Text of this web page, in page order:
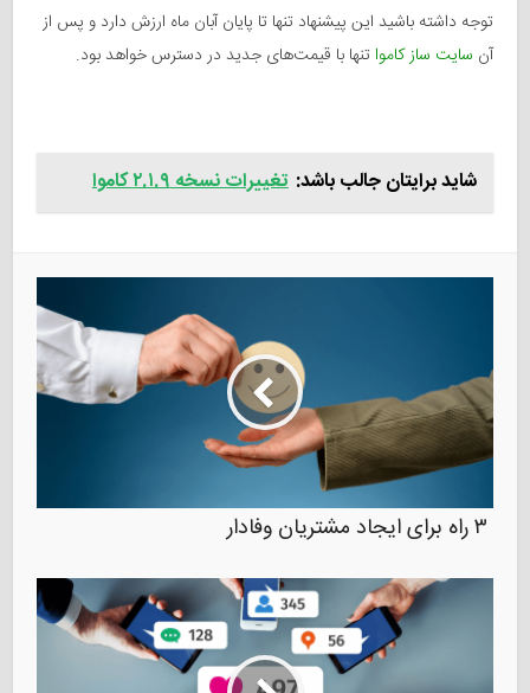
توجه داشته باشید این پیشنهاد تنها تا پایان آبان ماه ارزش دارد و پس از
آن سایت ساز کامواتنها با قیمت‌های جدید در دسترس خواهد بود.
شاید برایتان جالب باشد: تغییرات نسخه ۲.۱.۹ کاموا
۳ راه برای ایجاد مشتریان وفادار